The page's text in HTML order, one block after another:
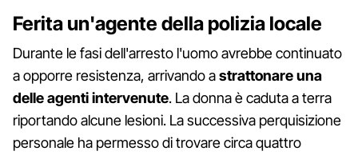
Ferita un'agente della polizia locale
Durante le fasi dell'arresto l'uomo avrebbe continuato
a opporre resistenza, arrivando astrattonare una
delle agenti intervenute. La donna è caduta a terra
riportando alcune lesioni. La successiva perquisizione
personale ha permesso di trovare circa quattro